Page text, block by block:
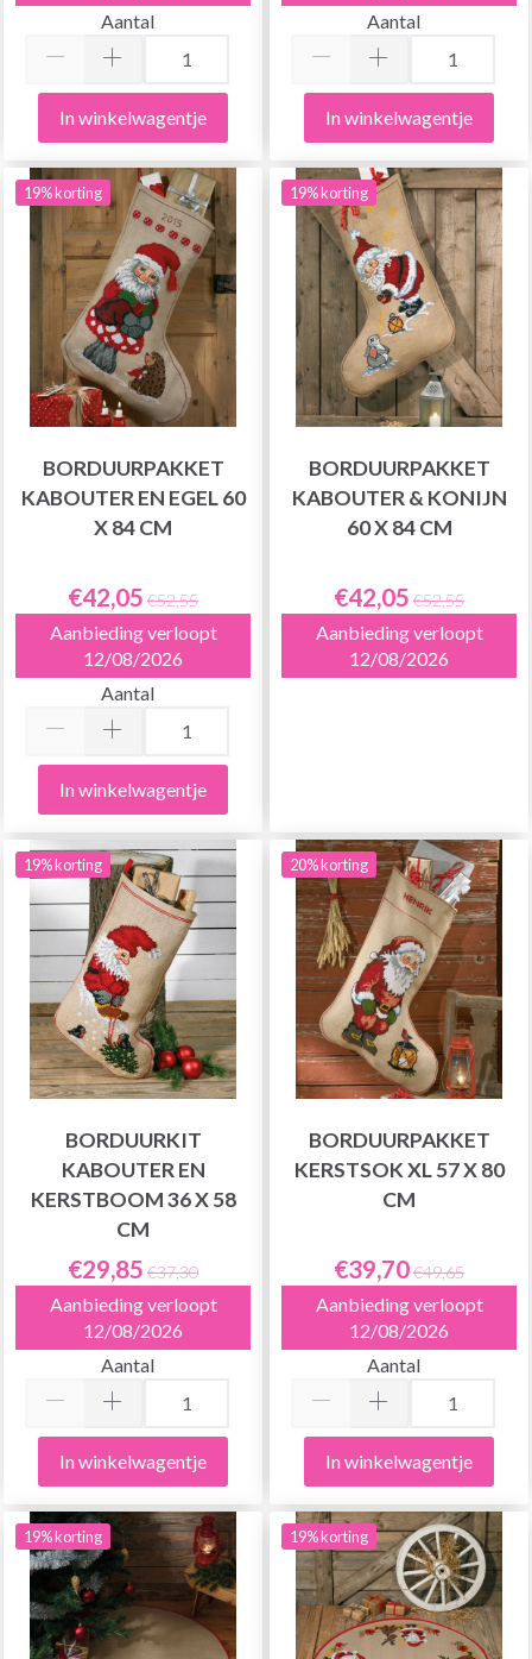
Aantal
In winkelwagentje
Aantal
In winkelwagentje
19% korting
BORDUURPAKKET
KABOUTER EN EGEL 60
X 84 CM
€42,05 €52,55
Aanbieding verloopt
12/08/2026
Aantal
In winkelwagentje
19% korting
BORDUURPAKKET
KABOUTER & KONIJN
60 X 84 CM
€42,05 €52,55
Aanbieding verloopt
12/08/2026
19% korting
BORDUURKIT
KABOUTER EN
KERSTBOOM 36 X 58
CM
€29,85 €37,30
Aanbieding verloopt
12/08/2026
Aantal
In winkelwagentje
20% korting
BORDUURPAKKET
KERSTSOK XL 57 X 80
CM
€39,70€49,65
Aanbieding verloopt
12/08/2026
Aantal
In winkelwagentje
19% korting 19% korting